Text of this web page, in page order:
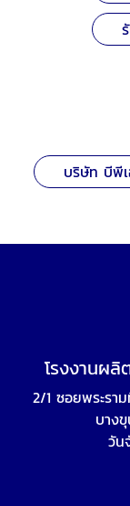
บริษัท บีพี
โรงงานผ
2/1 ซอยพระรา
บาง
วัน